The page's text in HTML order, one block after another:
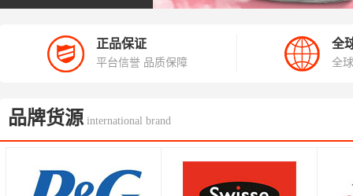
正品保证
平台信誉 品质保障
全
全
品牌货源 international brand